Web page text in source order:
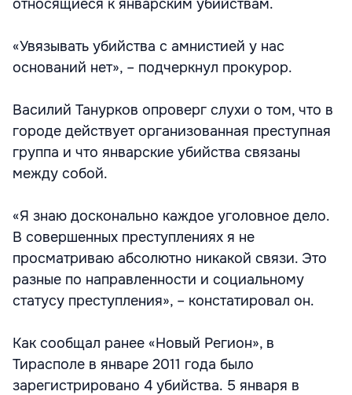
относящиеся к январским убийствам.
«Увязывать убийства с амнистией у нас
оснований нет», – подчеркнул прокурор.
Василий Танурков опроверг слухи о том, что в
городе действует организованная преступная
группа и что январские убийства связаны
между собой.
«Я знаю досконально каждое уголовное дело.
В совершенных преступлениях я не
просматриваю абсолютно никакой связи. Это
разные по направленности и социальному
статусу преступления», – констатировал он.
Как сообщал ранее «Новый Регион», в
Тирасполе в январе 2011 года было
зарегистрировано 4 убийства. 5 января в